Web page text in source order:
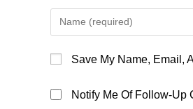
Enter
Your
Or
To
Save My Name, Email,
Notify Me Of Follow-Up